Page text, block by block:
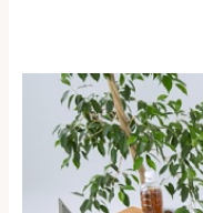
られたくない・借金の
がありま...